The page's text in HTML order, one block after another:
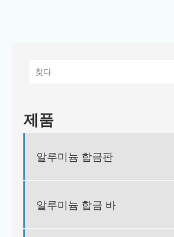
제품
알루미늄 합금판
알루미늄 합금 바